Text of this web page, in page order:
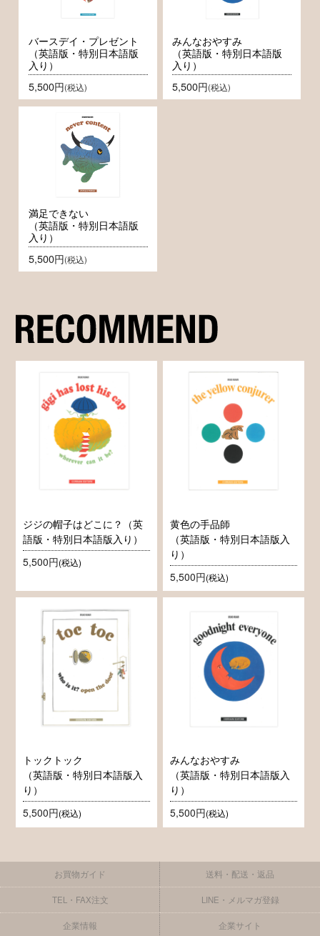
バースデイ・プレゼント
（英語版・特別日本語版
入り）
5,500円(税込)
みんなおやすみ
（英語版・特別日本語版
入り）
5,500円(税込)
満足できない
（英語版・特別日本語版
入り）
5,500円(税込)
ジジの帽子はどこに？（英
語版・特別日本語版入り）
5,500円(税込)
黄色の手品師
（英語版・特別日本語版入
り）
5,500円(税込)
トックトック
（英語版・特別日本語版入
り）
5,500円(税込)
みんなおやすみ
（英語版・特別日本語版入
り）
5,500円(税込)
お買物ガイド 送料・配送・返品
TEL・FAX注文 LINE・メルマガ登録
企業情報 企業サイト